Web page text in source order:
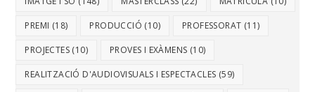
PREMI (18) PRODUCCIÓ (10) PROFESSORAT (11)
PROJECTES (10) PROVES I EXÀMENS (10)
REALITZACIÓ D'AUDIOVISUALS I ESPECTACLES (59)